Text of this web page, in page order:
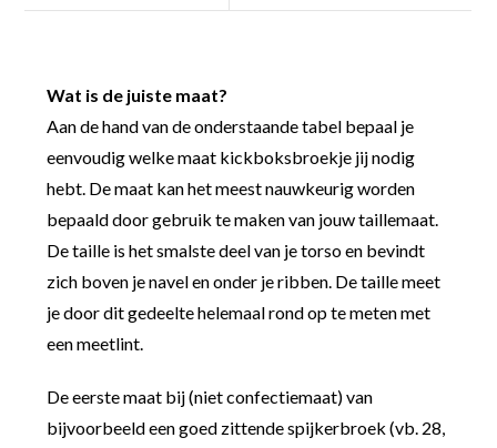
Wat is de juiste maat?
Aan de hand van de onderstaande tabel bepaal je
eenvoudig welke maat kickboksbroekje jij nodig
hebt. De maat kan het meest nauwkeurig worden
bepaald door gebruik te maken van jouw taillemaat.
De taille is het smalste deel van je torso en bevindt
zich boven je navel en onder je ribben. De taille meet
je door dit gedeelte helemaal rond op te meten met
een meetlint.
De eerste maat bij (niet confectiemaat) van
bijvoorbeeld een goed zittende spijkerbroek (vb. 28,